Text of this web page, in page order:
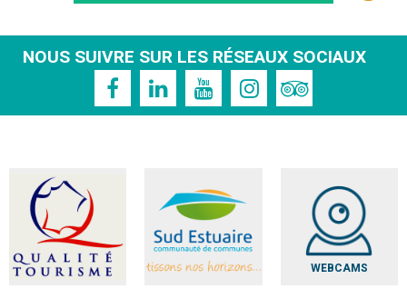
NOUS SUIVRE SUR LES RÉSEAUX SOCIAUX
WEBCAMS